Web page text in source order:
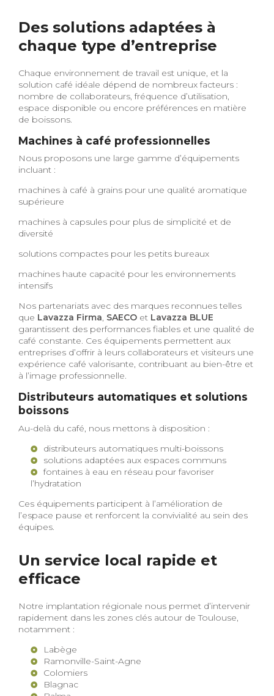
Des solutions adaptées à
chaque type d’entreprise
Chaque environnement de travail est unique, et la
solution café idéale dépend de nombreux facteurs :
nombre de collaborateurs, fréquence d’utilisation,
espace disponible ou encore préférences en matière
de boissons.
Machines à café professionnelles
Nous proposons une large gamme d’équipements
incluant :
machines à café à grains pour une qualité aromatique
supérieure
machines à capsules pour plus de simplicité et de
diversité
solutions compactes pour les petits bureaux
machines haute capacité pour les environnements
intensifs
Nos partenariats avec des marques reconnues telles
que Lavazza Firma, SAECO et Lavazza BLUE
garantissent des performances fiables et une qualité de
café constante. Ces équipements permettent aux
entreprises d’offrir à leurs collaborateurs et visiteurs une
expérience café valorisante, contribuant au bien-être et
à l’image professionnelle.
Distributeurs automatiques et solutions
boissons
Au-delà du café, nous mettons à disposition :
distributeurs automatiques multi-boissons
solutions adaptées aux espaces communs
fontaines à eau en réseau pour favoriser
l’hydratation
Ces équipements participent à l’amélioration de
l’espace pause et renforcent la convivialité au sein des
équipes.
Un service local rapide et
efficace
Notre implantation régionale nous permet d’intervenir
rapidement dans les zones clés autour de Toulouse,
notamment :
Labège
Ramonville-Saint-Agne
Colomiers
Blagnac